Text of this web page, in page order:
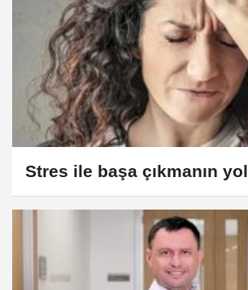
Stres ile başa çıkmanın